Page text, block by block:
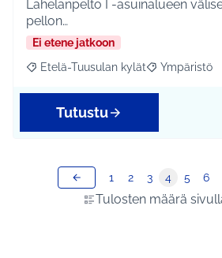
Lahelanpelto I -asuinalueen
pellon…
Ei etene jatkoon
Rajaa tulokset aihepiirin mukaan:
Etelä-Tuusulan kylät Rajaa
Ympäristö
Tutustu
Tulosten määrä
1 2 3 4 5 6